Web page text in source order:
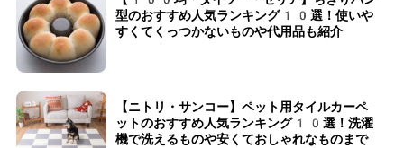
型のおすすめ人気ランキング10選！使いや
すくてくっつかないものや代用品も紹介
【ニトリ・サンコー】ペット用タイルカーペ
ットのおすすめ人気ランキング10選！洗濯
機で洗えるものや安くておしゃれなものまで